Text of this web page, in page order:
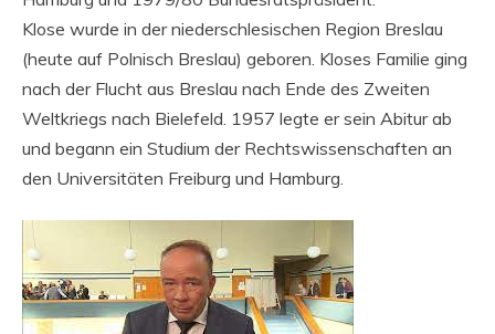
Klose wurde in der niederschlesischen Region Breslau
(heute auf Polnisch Breslau) geboren. Kloses Familie ging
nach der Flucht aus Breslau nach Ende des Zweiten
Weltkriegs nach Bielefeld. 1957 legte er sein Abitur ab
und begann ein Studium der Rechtswissenschaften an
den Universitäten Freiburg und Hamburg.